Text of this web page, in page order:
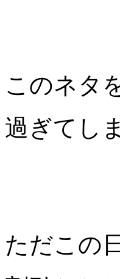
このネタ
過ぎてし
ただこの